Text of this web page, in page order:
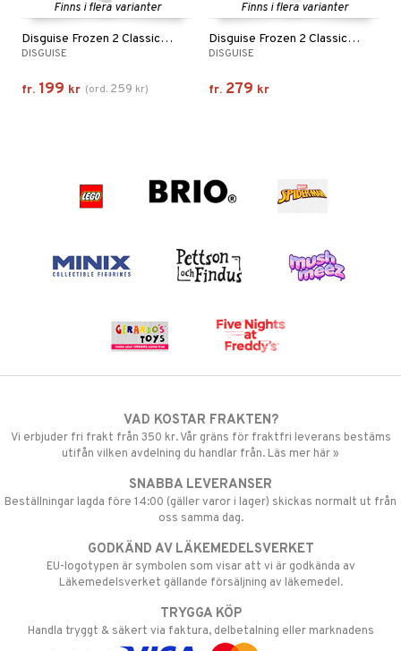
Finns i flera varianter
Disguise Frozen 2 Classic Anna
DISGUISE
fr. 199 kr (ord. 259 kr)
Finns i flera varianter
Disguise Frozen 2 Classic Elsa
DISGUISE
fr. 279 kr
VAD KOSTAR FRAKTEN?
Vi erbjuder fri frakt från 350 kr. Vår gräns för fraktfri leverans bestäms
utifån vilken avdelning du handlar från. Läs mer här »
SNABBA LEVERANSER
Beställningar lagda före 14:00 (gäller varor i lager) skickas normalt ut från
oss samma dag.
GODKÄND AV LÄKEMEDELSVERKET
EU-logotypen är symbolen som visar att vi är godkända av
Läkemedelsverket gällande försäljning av läkemedel.
TRYGGA KÖP
Handla tryggt & säkert via faktura, delbetalning eller marknadens